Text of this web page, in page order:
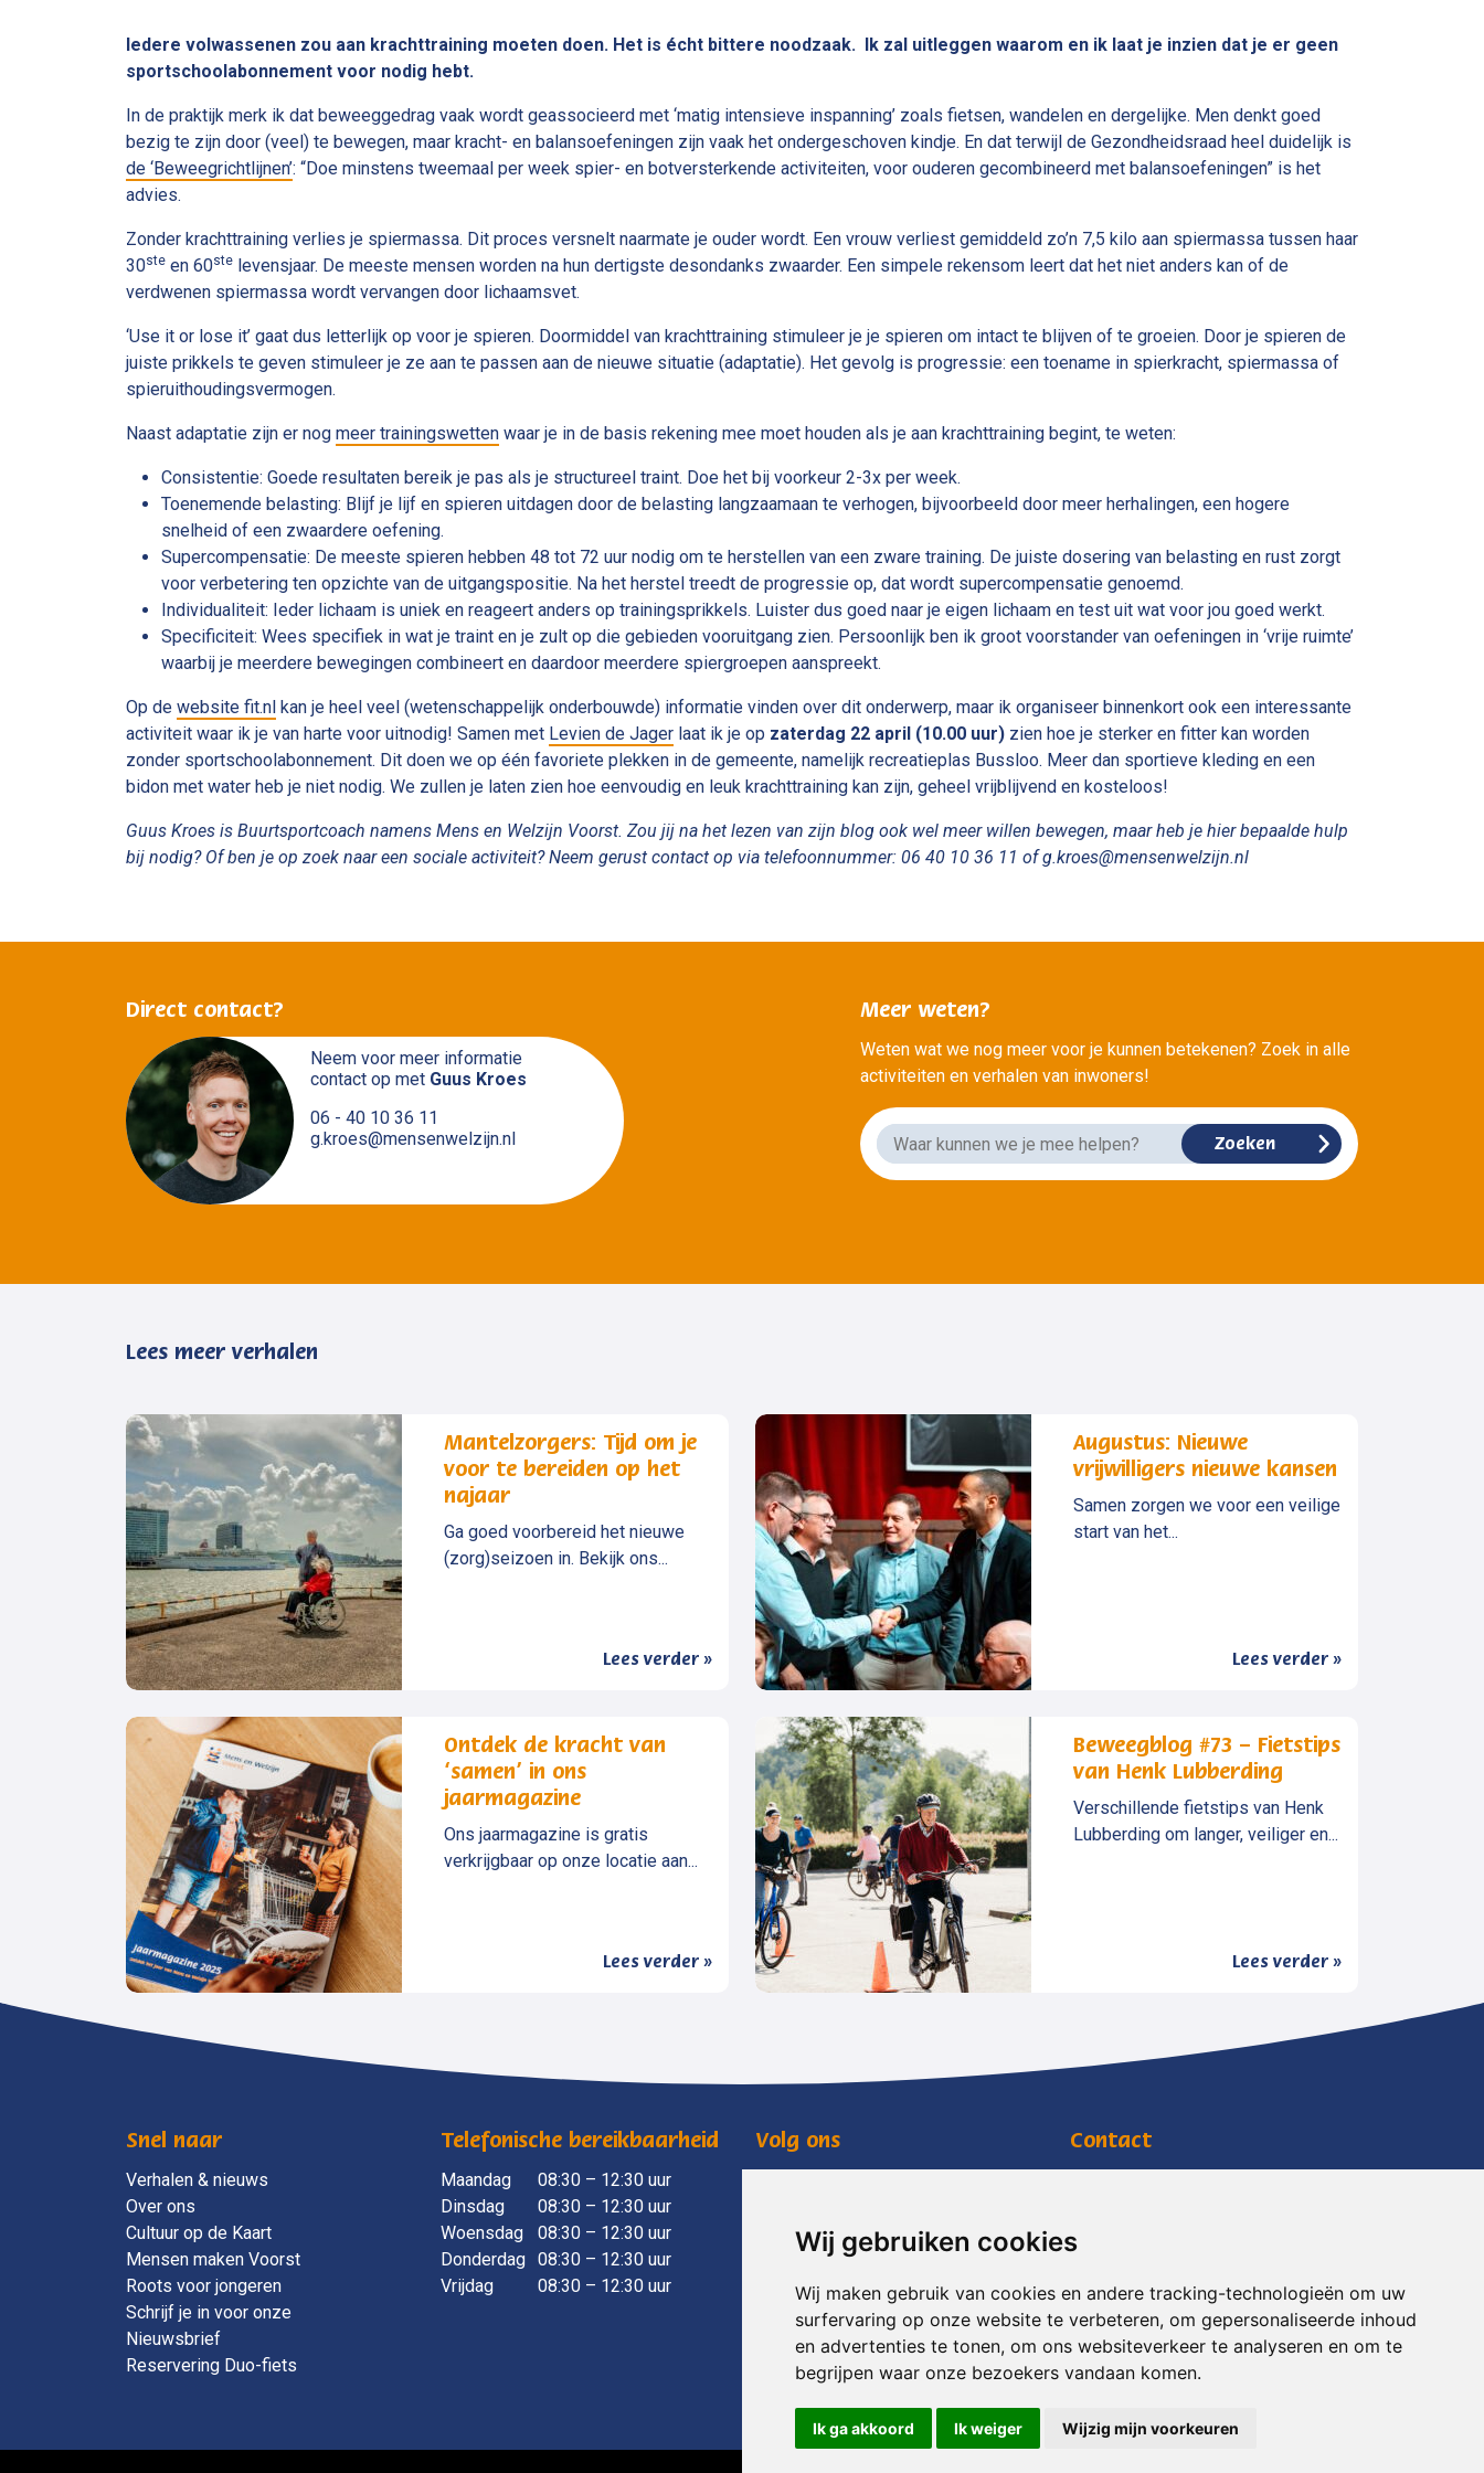
Wij gebruiken cookies
Wij maken gebruik van cookies en andere tracking-technologieën om uw
surfervaring op onze website te verbeteren, om gepersonaliseerde inhoud
en advertenties te tonen, om ons websiteverkeer te analyseren en om te
begrijpen waar onze bezoekers vandaan komen.
Ik ga akkoord Ik weiger Wijzig mijn voorkeuren
Iedere volwassenen zou aan krachttraining moeten doen. Het is écht bittere noodzaak. Ik zal uitleggen waarom en ik laat je inzien dat je er geen
sportschoolabonnement voor nodig hebt.
In de praktijk merk ik dat beweeggedrag vaak wordt geassocieerd met ‘matig intensieve inspanning’ zoals fietsen, wandelen en dergelijke. Men denkt goed
bezig te zijn door (veel) te bewegen, maar kracht- en balansoefeningen zijn vaak het ondergeschoven kindje. En dat terwijl de Gezondheidsraad heel duidelijk is
de ‘Beweegrichtlijnen’: “Doe minstens tweemaal per week spier- en botversterkende activiteiten, voor ouderen gecombineerd met balansoefeningen” is het
advies.
Zonder krachttraining verlies je spiermassa. Dit proces versnelt naarmate je ouder wordt. Een vrouw verliest gemiddeld zo’n 7,5 kilo aan spiermassa tussen haar
30ste en 60ste levensjaar. De meeste mensen worden na hun dertigste desondanks zwaarder. Een simpele rekensom leert dat het niet anders kan of de
verdwenen spiermassa wordt vervangen door lichaamsvet.
‘Use it or lose it’ gaat dus letterlijk op voor je spieren. Doormiddel van krachttraining stimuleer je je spieren om intact te blijven of te groeien. Door je spieren de
juiste prikkels te geven stimuleer je ze aan te passen aan de nieuwe situatie (adaptatie). Het gevolg is progressie: een toename in spierkracht, spiermassa of
spieruithoudingsvermogen.
Naast adaptatie zijn er nog meer trainingswetten waar je in de basis rekening mee moet houden als je aan krachttraining begint, te weten:
Consistentie: Goede resultaten bereik je pas als je structureel traint. Doe het bij voorkeur 2-3x per week.
Toenemende belasting: Blijf je lijf en spieren uitdagen door de belasting langzaamaan te verhogen, bijvoorbeeld door meer herhalingen, een hogere
snelheid of een zwaardere oefening.
Supercompensatie: De meeste spieren hebben 48 tot 72 uur nodig om te herstellen van een zware training. De juiste dosering van belasting en rust zorgt
voor verbetering ten opzichte van de uitgangspositie. Na het herstel treedt de progressie op, dat wordt supercompensatie genoemd.
Individualiteit: Ieder lichaam is uniek en reageert anders op trainingsprikkels. Luister dus goed naar je eigen lichaam en test uit wat voor jou goed werkt.
Specificiteit: Wees specifiek in wat je traint en je zult op die gebieden vooruitgang zien. Persoonlijk ben ik groot voorstander van oefeningen in ‘vrije ruimte’
waarbij je meerdere bewegingen combineert en daardoor meerdere spiergroepen aanspreekt.
Op de website fit.nl kan je heel veel (wetenschappelijk onderbouwde) informatie vinden over dit onderwerp, maar ik organiseer binnenkort ook een interessante
activiteit waar ik je van harte voor uitnodig! Samen met Levien de Jager laat ik je op zaterdag 22 april (10.00 uur) zien hoe je sterker en fitter kan worden
zonder sportschoolabonnement. Dit doen we op één favoriete plekken in de gemeente, namelijk recreatieplas Bussloo. Meer dan sportieve kleding en een
bidon met water heb je niet nodig. We zullen je laten zien hoe eenvoudig en leuk krachttraining kan zijn, geheel vrijblijvend en kosteloos!
Guus Kroes is Buurtsportcoach namens Mens en Welzijn Voorst. Zou jij na het lezen van zijn blog ook wel meer willen bewegen, maar heb je hier bepaalde hulp
bij nodig? Of ben je op zoek naar een sociale activiteit? Neem gerust contact op via telefoonnummer: 06 40 10 36 11 of g.kroes@mensenwelzijn.nl
Direct contact?
Neem voor meer informatie
contact op met Guus Kroes
06 - 40 10 36 11
g.kroes@mensenwelzijn.nl
Meer weten?
Weten wat we nog meer voor je kunnen betekenen? Zoek in alle
activiteiten en verhalen van inwoners!
Lees meer verhalen
Mantelzorgers: Tijd om je
voor te bereiden op het
najaar
Ga goed voorbereid het nieuwe
(zorg)seizoen in. Bekijk ons...
Lees verder »
Augustus: Nieuwe
vrijwilligers nieuwe kansen
Samen zorgen we voor een veilige
start van het...
Lees verder »
Ontdek de kracht van
‘samen’ in ons
jaarmagazine
Ons jaarmagazine is gratis
verkrijgbaar op onze locatie aan...
Lees verder »
Beweegblog #73 – Fietstips
van Henk Lubberding
Verschillende fietstips van Henk
Lubberding om langer, veiliger en...
Lees verder »
Snel naar
Verhalen & nieuws
Over ons
Cultuur op de Kaart
Mensen maken Voorst
Roots voor jongeren
Schrijf je in voor onze
Nieuwsbrief
Reservering Duo-fiets
Telefonische bereikbaarheid
Maandag
​ 08:30 – 12:30 uur
Dinsdag
08:30 – 12:30 uur
Woensdag
08:30 – 12:30 uur
Donderdag 08:30 – 12:30 uur
Vrijdag
08:30 – 12:30 uur
Volg ons Contact
RSIN 818703088
KVK 08169738